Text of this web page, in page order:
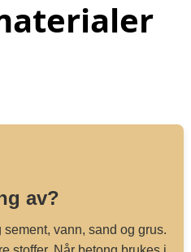
av?
vann, sand og grus.